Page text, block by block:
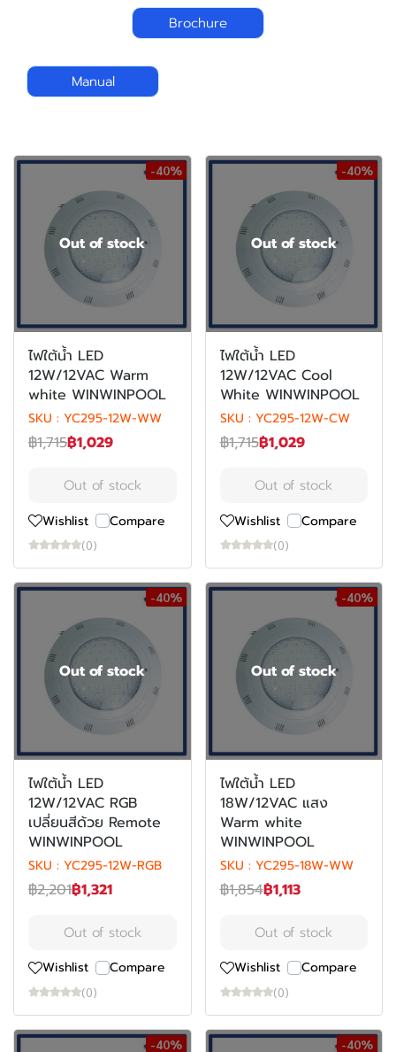
Brochure
Manual
-40%
Out of stock
ไฟใต้น้ำ LED
12W/12VAC Warm
white WINWINPOOL
SKU : YC295-12W-WW
฿1,715฿1,029
Out of stock
Wishlist Compare
(0)
-40%
Out of stock
ไฟใต้น้ำ LED
12W/12VAC Cool
White WINWINPOOL
SKU : YC295-12W-CW
฿1,715฿1,029
Out of stock
Wishlist Compare
(0)
-40%
Out of stock
ไฟใต้น้ำ LED
12W/12VAC RGB
เปลี่ยนสีด้วย Remote
WINWINPOOL
SKU : YC295-12W-RGB
฿2,201฿1,321
Out of stock
Wishlist Compare
(0)
-40%
Out of stock
ไฟใต้น้ำ LED
18W/12VAC แสง
Warm white
WINWINPOOL
SKU : YC295-18W-WW
฿1,854฿1,113
Out of stock
Wishlist Compare
(0)
-40% -40%